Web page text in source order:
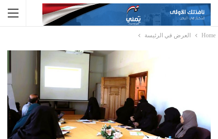
Home العرض في الرئيسة